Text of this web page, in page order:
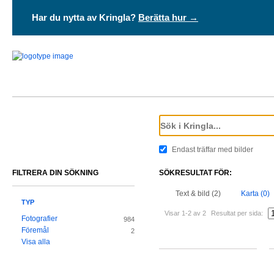
Har du nytta av Kringla? Berätta hur →
Endast träffar med bilder
SÖKRESULTAT FÖR:
Text & bild (2) Karta (0)
Visar 1-2 av 2 Resultat per sida:
FILTRERA DIN SÖKNING
TYP
Fotografier 984
Föremål 2
Visa alla